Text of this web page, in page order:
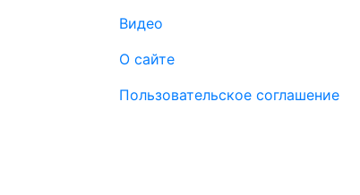
Видео
О сайте
Пользовательское соглашение